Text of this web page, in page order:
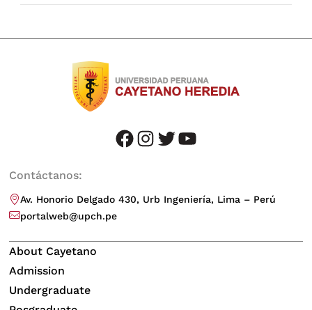
facebook instagram twitter youtube
Contáctanos:
Av. Honorio Delgado 430, Urb Ingeniería, Lima – Perú
portalweb@upch.pe
About Cayetano
Admission
Undergraduate